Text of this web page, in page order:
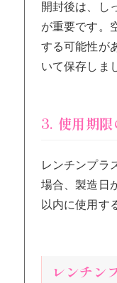
開封後は、し
が重要です。
する可能性が
いて保存しま
3. 使用期
レンチンプラ
場合、製造日
以内に使用す
レンチン